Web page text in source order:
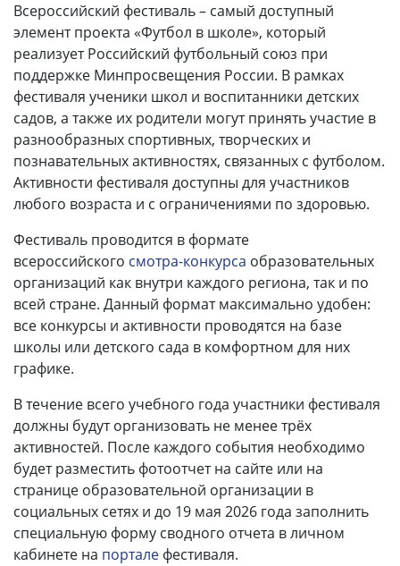
Всероссийский фестиваль – самый доступный
элемент проекта «Футбол в школе», который
реализует Российский футбольный союз при
поддержке Минпросвещения России. В рамках
фестиваля ученики школ и воспитанники детских
садов, а также их родители могут принять участие в
разнообразных спортивных, творческих и
познавательных активностях, связанных с футболом.
Активности фестиваля доступны для участников
любого возраста и с ограничениями по здоровью.
Фестиваль проводится в формате
всероссийского смотра-конкурса образовательных
организаций как внутри каждого региона, так и по
всей стране. Данный формат максимально удобен:
все конкурсы и активности проводятся на базе
школы или детского сада в комфортном для них
графике.
В течение всего учебного года участники фестиваля
должны будут организовать не менее трёх
активностей. После каждого события необходимо
будет разместить фотоотчет на сайте или на
странице образовательной организации в
социальных сетях и до 19 мая 2026 года заполнить
специальную форму сводного отчета в личном
кабинете на портале фестиваля.